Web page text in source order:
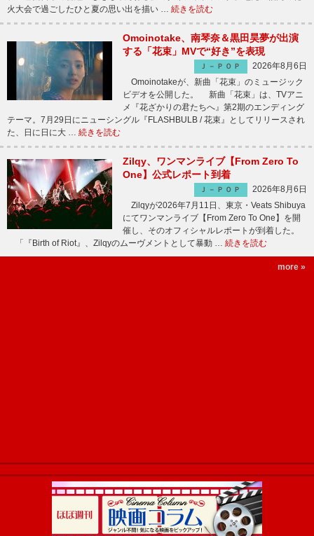
火大会で過ごしたひと夏の思い出を描い … 続きを読む
Omoinotake、南琴奈＆黒田昊夢が出演
する「花束」MVで“好き”を表現
Ｊ－ＰＯＰ
2026年8月6日
Omoinotakeが、新曲「花束」のミュージック
ビデオを公開した。 新曲「花束」は、TVアニ
メ『花ざかりの君たちへ』第2期のエンディング
テーマ。7月29日にニューシングル『FLASHBULB / 花束』としてリリースされ
た、日に日に大 … 続きを読む
Zilqy、ワンマンライブ【From Zero To
One】公式レポート到着
Ｊ－ＰＯＰ
2026年8月6日
Zilqyが2026年7月11日、東京・Veats Shibuya
にてワンマンライブ【From Zero To One】を開
催し、そのオフィシャルレポートが到着した。
「『Birth of Riot』、Zilqyのムーヴメントとして暴動 … 続きを読む
more »